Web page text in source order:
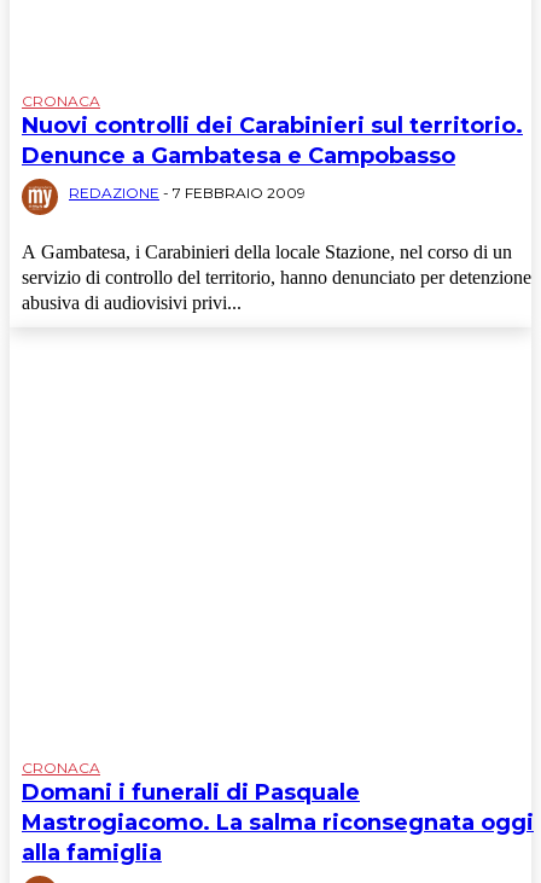
CRONACA
CRONACA
Nuovi controlli dei Carabinieri sul territorio.
Denunce a Gambatesa e Campobasso
REDAZIONE - 7 FEBBRAIO 2009
A Gambatesa, i Carabinieri della locale Stazione, nel corso di un
servizio di controllo del territorio, hanno denunciato per detenzione
abusiva di audiovisivi privi...
CRONACA
Domani i funerali di Pasquale
Mastrogiacomo. La salma riconsegnata oggi
alla famiglia